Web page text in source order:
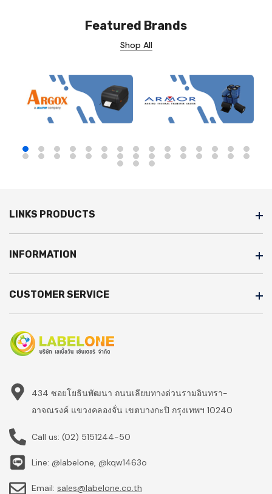
Featured Brands
Shop All
LINKS PRODUCTS
INFORMATION
CUSTOMER SERVICE
434 ซอยโยธินพัฒนา ถนนเลียบทางด่วนรามอินทรา-
อาจณรงค์ แขวงคลองจั่น เขตบางกะปิ กรุงเทพฯ 10240
Call us: (02) 5151244-50
Line: @labelone, @kqw1463o
Email: sales@labelone.co.th